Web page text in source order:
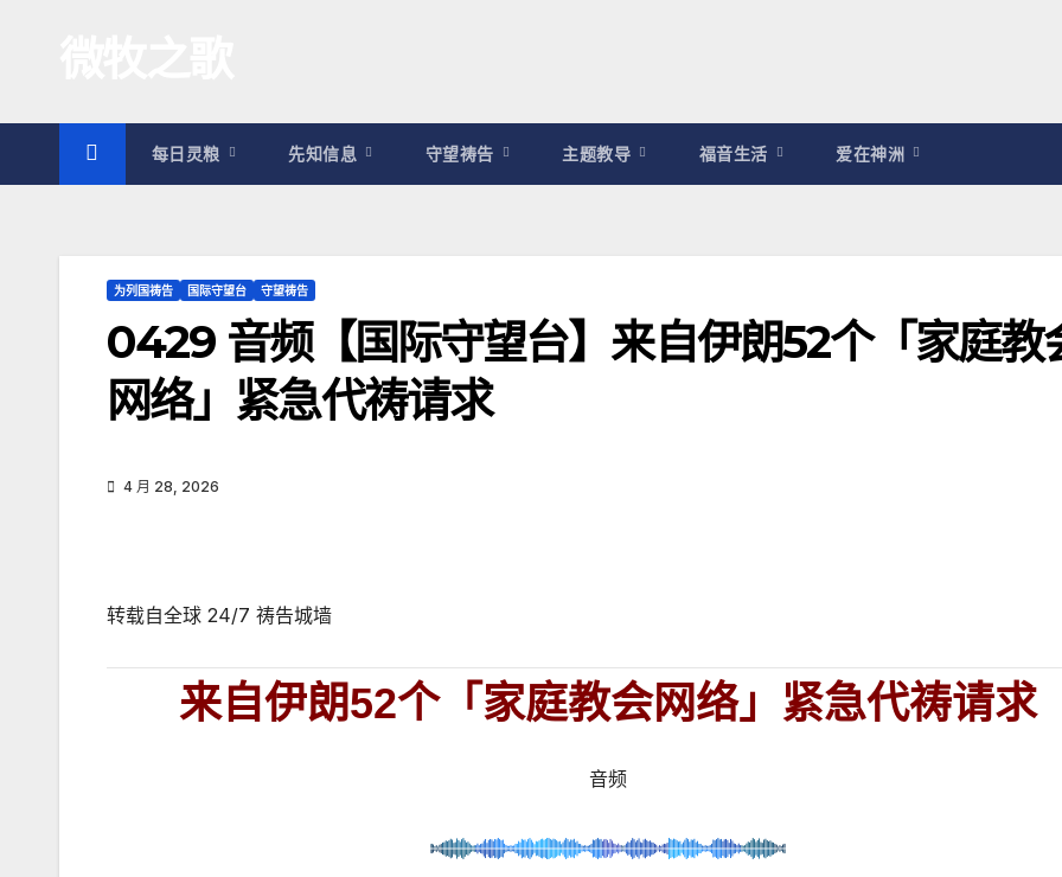
容
每日灵粮 先知信息 守望祷告 主题教导 福音生活 爱在神洲
为列国祷告 国际守望台 守望祷告
0429 音频【国际守望台】来自伊朗52个「家庭教
网络」紧急代祷请求
4 月 28, 2026
转载自全球 24/7 祷告城墙
来自伊朗52个「家庭教会网络」紧急代祷请求
音频